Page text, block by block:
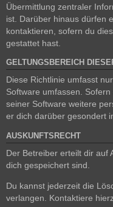
Übermittlung zentraler
ist. Darüber hinaus dürfen
kontaktieren, sofern du
gestattet hast.
GELTUNGSBEREICH
Diese Richtlinie umfasst
Software umfassen.
seiner Software weitere
er dich darüber gesondert
AUSKUNFTSRECHT
Der Betreiber erteilt dir auf
dich gespeichert sind.
Du kannst jederzeit die
verlangen. Kontaktiere